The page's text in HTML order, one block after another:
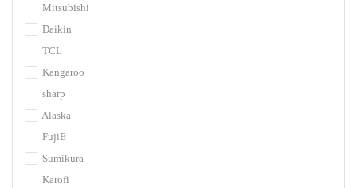
Mitsubishi
Daikin
TCL
Kangaroo
sharp
Alaska
FujiE
Sumikura
Karofi